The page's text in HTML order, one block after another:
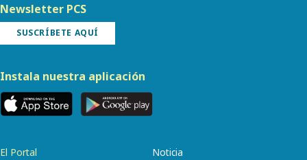
Newsletter PCS
SUSCRÍBETE AQUÍ
Instala nuestra aplicación
El Portal Noticia